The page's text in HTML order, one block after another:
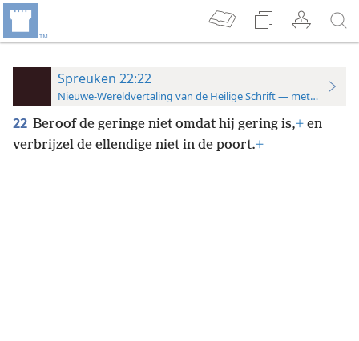
Spreuken 22:22
Nieuwe-Wereldvertaling van de Heilige Schrift — met
22 Beroof de geringe niet omdat hij gering is,+ en
verbrijzel de ellendige niet in de poort.+